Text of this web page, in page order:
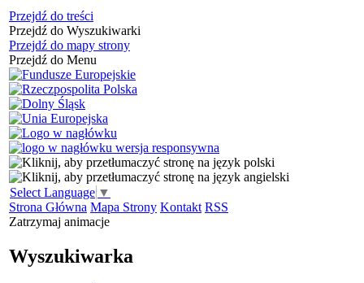
Przejdź do treści
Przejdź do Wyszukiwarki
Przejdź do mapy strony
Przejdź do Menu
Select Language ▼
Strona Główna Mapa Strony Kontakt RSS
Zatrzymaj animacje
Wyszukiwarka